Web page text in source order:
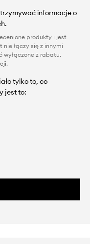
informacje o
produkty i jest
nie łączy się z innymi
wyłączone z rabatu.
.
tylko to, co
jest to: